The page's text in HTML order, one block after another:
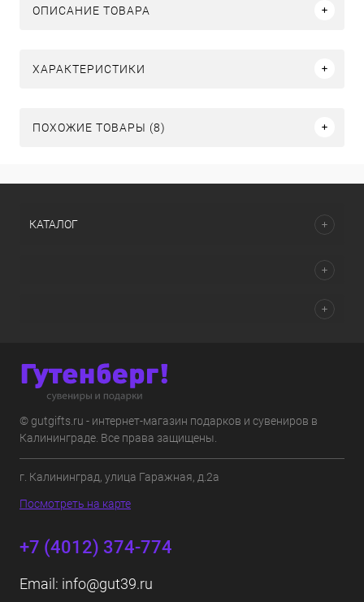
ОПИСАНИЕ ТОВАРА
ХАРАКТЕРИСТИКИ
ПОХОЖИЕ ТОВАРЫ (8)
КАТАЛОГ
© gutgifts.ru - интернет-магазин подарков и сувениров в
Калининграде. Все права защищены.
г. Калининград, улица Гаражная, д.2а
Посмотреть на карте
+7 (4012) 374-774
Email: info@gut39.ru